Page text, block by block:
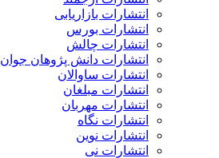
انتشارات بازاریابی
انتشارات بورس
انتشارات چالش
انتشارات دانش پژوهان جوان
انتشارات ساوالان
انتشارات مبلغان
انتشارات مهربان
انتشارات نگاه
انتشارات نوین
انتشارات نی